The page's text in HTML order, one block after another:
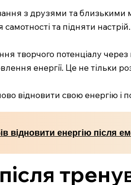
з друзями та
та підняти настрій.
творчого потенціалу
енергії. Це не тільки
відновити свою енергію і
відновити енергію після